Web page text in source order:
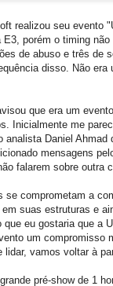
realizou seu evento
porém o timing não
de abuso e três de
disso. Não era
que era um
Inicialmente me
analista Daniel
mensagens
falarem sobre outra
se comprometam a
suas estruturas e
eu gostaria que a
um compromisso
vamos voltar à
pré-show de 1